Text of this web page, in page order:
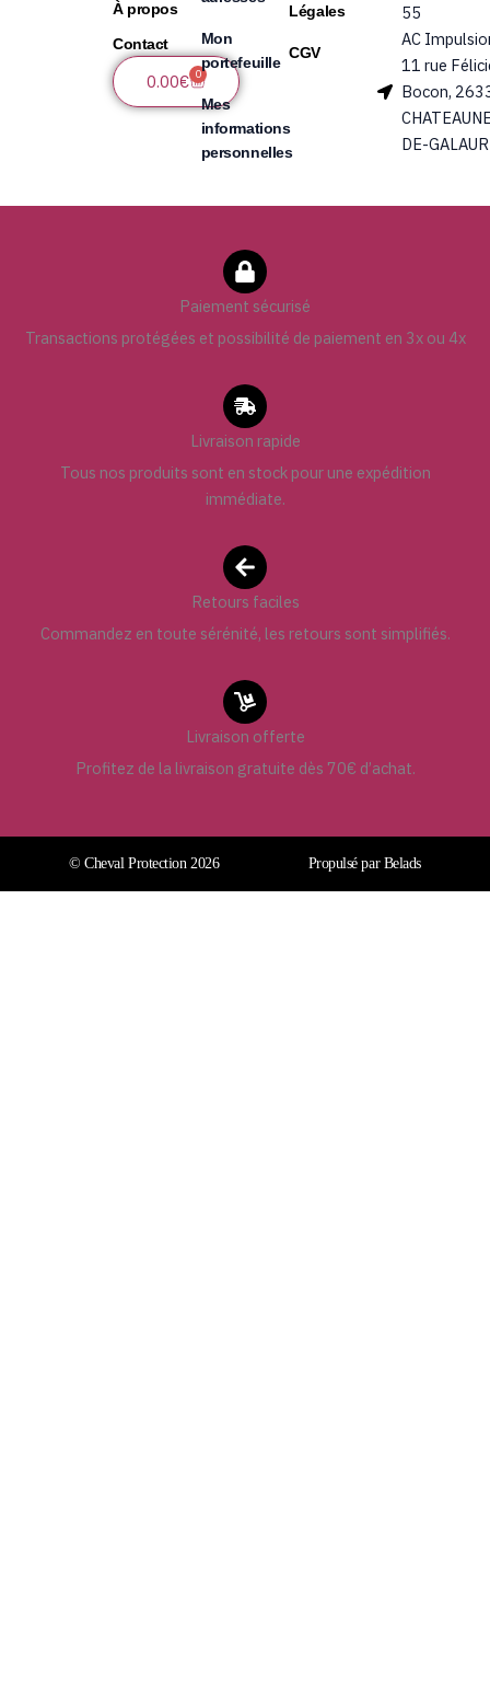
À propos
Contact
0.00€ 0
Panier
Mon
portefeuille
Mes
informations
personnelles
Légales
CGV
55
AC
11 rue
Bocon,
DE-
Paiement sécurisé
Transactions protégées et possibilité de paiement en 3x ou 4x
Livraison rapide
Tous nos produits sont en stock pour une expédition
immédiate.
Retours faciles
Commandez en toute sérénité, les retours sont simplifiés.
Livraison offerte
Profitez de la livraison gratuite dès 70€ d’achat.
© Cheval Protection 2026 Propulsé par Belads